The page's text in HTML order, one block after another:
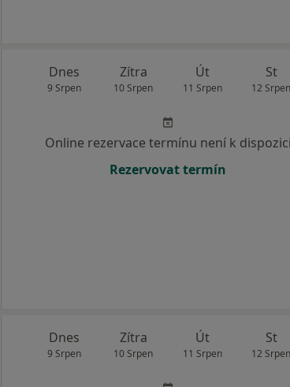
Dnes
9 Srpen
Zítra
10 Srpen
Út
11 Srpen
St
12 Srpen
Online rezervace termínu není k dispozici
Rezervovat termín
Dnes
9 Srpen
Zítra
10 Srpen
Út
11 Srpen
St
12 Srpen